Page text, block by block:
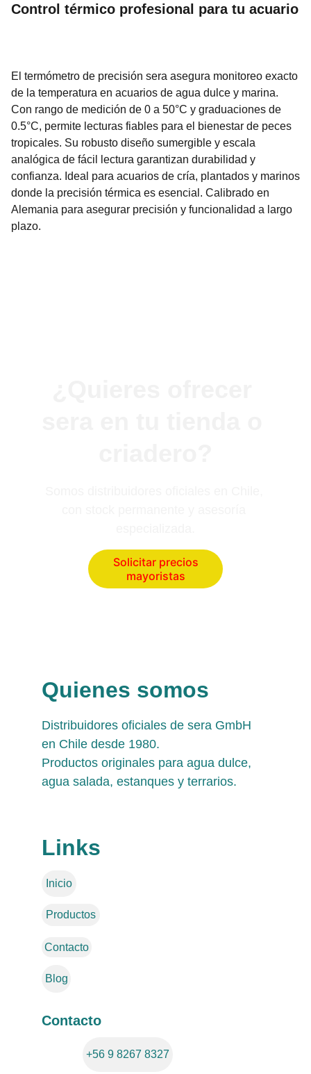
Control térmico profesional para tu acuario
El termómetro de precisión sera asegura monitoreo exacto
de la temperatura en acuarios de agua dulce y marina.
Con rango de medición de 0 a 50°C y graduaciones de
0.5°C, permite lecturas fiables para el bienestar de peces
tropicales. Su robusto diseño sumergible y escala
analógica de fácil lectura garantizan durabilidad y
confianza. Ideal para acuarios de cría, plantados y marinos
donde la precisión térmica es esencial. Calibrado en
Alemania para asegurar precisión y funcionalidad a largo
plazo.
Solicitar precios
mayoristas
Contacto
Quienes somos
Distribuidores oficiales de sera GmbH
en Chile desde 1980.
Productos originales para agua dulce,
agua salada, estanques y terrarios.
Inicio
Links
Productos
Contacto
Blog
+56 9 8267 8327